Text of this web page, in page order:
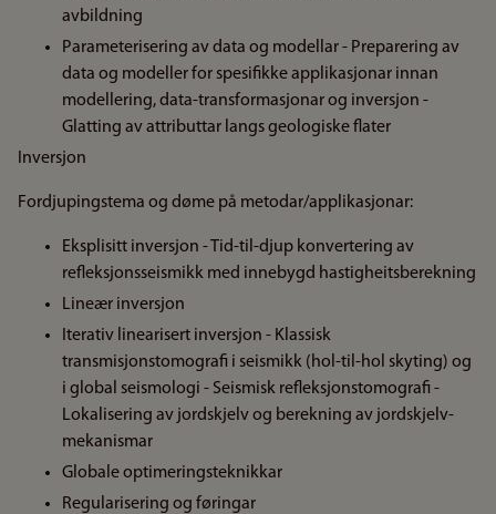
avbildning
Parameterisering av data og modellar - Preparering av
data og modeller for spesifikke applikasjonar innan
modellering, data-transformasjonar og inversjon -
Glatting av attributtar langs geologiske flater
Inversjon
Fordjupingstema og døme på metodar/applikasjonar:
Eksplisitt inversjon - Tid-til-djup konvertering av
refleksjonsseismikk med innebygd hastigheitsberekning
Lineær inversjon
Iterativ linearisert inversjon - Klassisk
transmisjonstomografi i seismikk (hol-til-hol skyting) og
i global seismologi - Seismisk refleksjonstomografi -
Lokalisering av jordskjelv og berekning av jordskjelv-
mekanismar
Globale optimeringsteknikkar
Regularisering og føringar